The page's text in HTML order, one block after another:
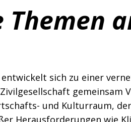
sich zu einer
und Kulturraum,